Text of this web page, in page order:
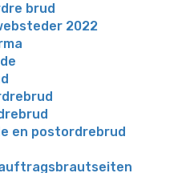
brud
2022
en postordrebrud